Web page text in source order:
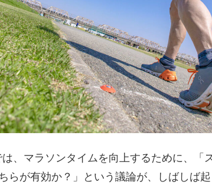
、マラソンタイムを向上するために、「
らが有効か？」という議論が、しばしば起